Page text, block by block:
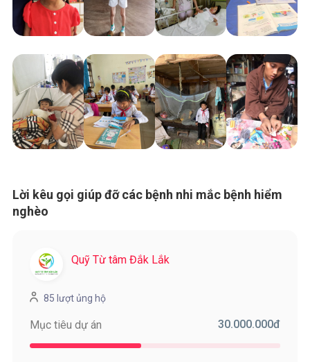
Lời kêu gọi giúp đỡ các bệnh nhi mắc bệnh hiểm
nghèo
Quỹ Từ tâm Đắk Lắk
85 lượt ủng hộ
Mục tiêu dự án 30.000.000đ